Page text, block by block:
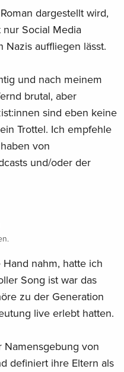
von Horst Evers.
dargestellt wird,
Social Media
Nazis auffliegen lässt.
und nach meinem
brutal, aber
sind eben keine
Trottel. Ich empfehle
von
und/oder der
nahm, hatte ich
Song ist war das
zu der Generation
live erlebt hatten.
Namensgebung von
definiert ihre Eltern als